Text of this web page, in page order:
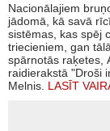
Nacionālajiem
jādomā, kā savā
sistēmas, kas spēj
triecieniem, gan
spārnotās raķetes,
raidierakstā "Droši
Melnis. LASĪT